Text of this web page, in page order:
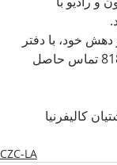
خود، با دفتر
مرکز و تلفن 8186108610 تماس حاصل
کالیفرنیا
CZC-LA